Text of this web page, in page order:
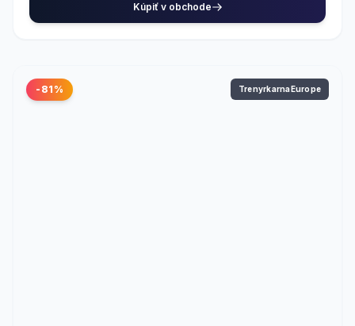
Kúpiť v obchode
-81% TrenyrkarnaEurope